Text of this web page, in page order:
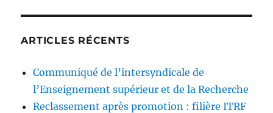
ARTICLES RÉCENTS
Communiqué de l’intersyndicale de
l’Enseignement supérieur et de la Recherche
Reclassement après promotion : filière ITRF